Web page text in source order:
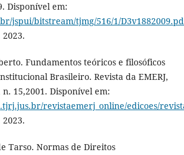
Disponível em:
jspui/bitstream/tjmg/516/1/
2023.
Fundamentos teóricos e filosóficos
Brasileiro. Revista da EMERJ,
15,2001. Disponível em:
revistaemerj_online/edicoes/
2023.
Tarso. Normas de Direitos